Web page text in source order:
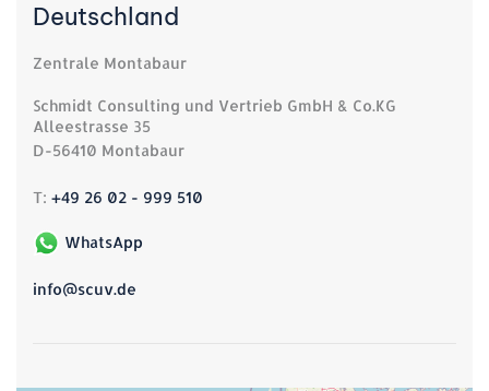
Deutschland
Zentrale Montabaur
Schmidt Consulting und Vertrieb GmbH & Co.KG
Alleestrasse 35
D-56410 Montabaur
T: +49 26 02 - 999 510
WhatsApp
info@scuv.de